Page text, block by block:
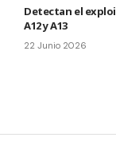
Detectan el
A12 y A13
22 Junio 2026